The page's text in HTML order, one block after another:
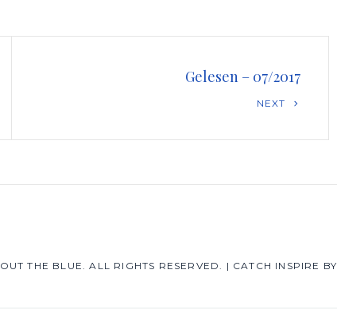
Gelesen – 07/2017
NEXT
OUT THE BLUE . ALL RIGHTS RESERVED. | CATCH INSPIRE BY